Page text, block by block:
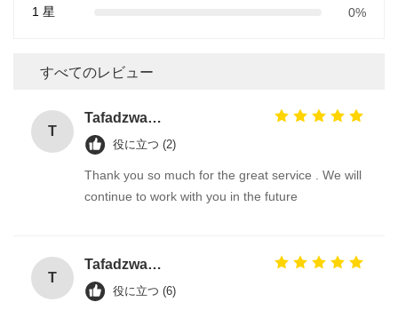
1 星
0%
すべてのレビュー
T
Tafadzwa Samu
役に立つ (2)
Thank you so much for the great service . We will
continue to work with you in the future
T
Tafadzwa Samu
役に立つ (6)